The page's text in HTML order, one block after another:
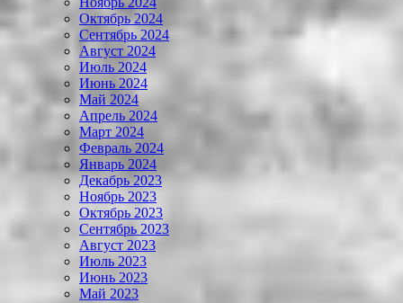
Октябрь 2024
Сентябрь 2024
Август 2024
Июль 2024
Июнь 2024
Май 2024
Апрель 2024
Март 2024
Февраль 2024
Январь 2024
Декабрь 2023
Ноябрь 2023
Октябрь 2023
Сентябрь 2023
Август 2023
Июль 2023
Июнь 2023
Май 2023